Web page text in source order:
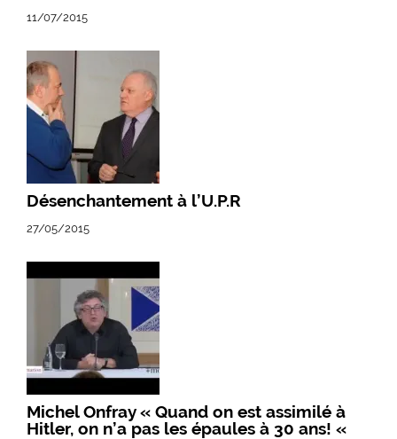
11/07/2015
Désenchantement à l’U.P.R
27/05/2015
Michel Onfray « Quand on est assimilé à
Hitler, on n’a pas les épaules à 30 ans! «